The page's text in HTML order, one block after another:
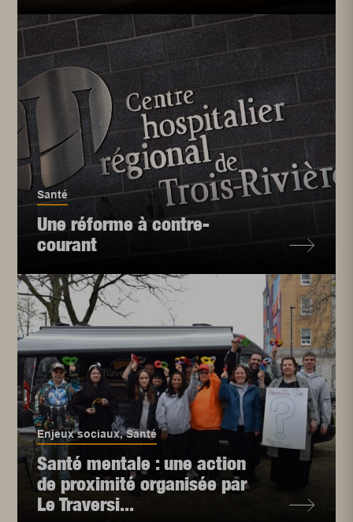
Santé
Une réforme à contre-
courant
Enjeux sociaux,Santé
Santé mentale : une action
de proximité organisée par
Le Traversi...